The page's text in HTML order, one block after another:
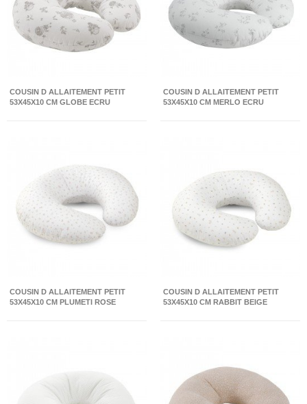
COUSIN D ALLAITEMENT PETIT
53X45X10 CM GLOBE ECRU
COUSIN D ALLAITEMENT PETIT
53X45X10 CM MERLO ECRU
COUSIN D ALLAITEMENT PETIT
53X45X10 CM PLUMETI ROSE
COUSIN D ALLAITEMENT PETIT
53X45X10 CM RABBIT BEIGE